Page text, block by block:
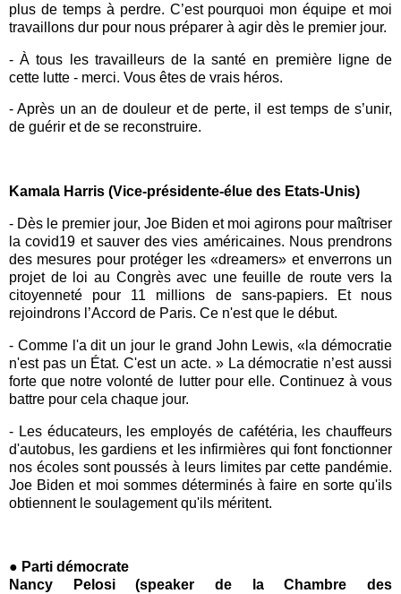
plus de temps à perdre. C’est pourquoi mon équipe et moi
travaillons dur pour nous préparer à agir dès le premier jour.
- À tous les travailleurs de la santé en première ligne de
cette lutte - merci. Vous êtes de vrais héros.
- Après un an de douleur et de perte, il est temps de s’unir,
de guérir et de se reconstruire.
Kamala Harris (Vice-présidente-élue des Etats-Unis)
- Dès le premier jour, Joe Biden et moi agirons pour maîtriser
la covid19 et sauver des vies américaines. Nous prendrons
des mesures pour protéger les «dreamers» et enverrons un
projet de loi au Congrès avec une feuille de route vers la
citoyenneté pour 11 millions de sans-papiers. Et nous
rejoindrons l’Accord de Paris. Ce n'est que le début.
- Comme l'a dit un jour le grand John Lewis, «la démocratie
n'est pas un État. C'est un acte. » La démocratie n’est aussi
forte que notre volonté de lutter pour elle. Continuez à vous
battre pour cela chaque jour.
- Les éducateurs, les employés de cafétéria, les chauffeurs
d'autobus, les gardiens et les infirmières qui font fonctionner
nos écoles sont poussés à leurs limites par cette pandémie.
Joe Biden et moi sommes déterminés à faire en sorte qu'ils
obtiennent le soulagement qu'ils méritent.
● Parti démocrate
Nancy Pelosi (speaker de la Chambre des